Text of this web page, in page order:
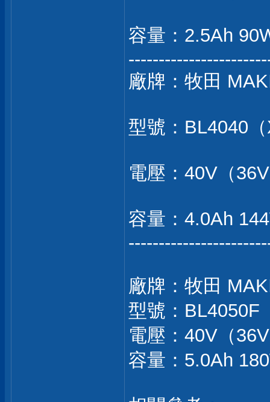
容量：2.5Ah
廠牌：牧田
型號：BL4040
電壓：40V（
容量：4.0Ah
廠牌：牧田
型號：BL4050F
電壓：40V（
容量：5.0Ah